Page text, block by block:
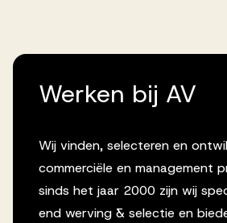
Werken bij AV
Wij vinden, selecteren en
commerciële en management
sinds het jaar 2000 zijn wij
end werving & selectie en